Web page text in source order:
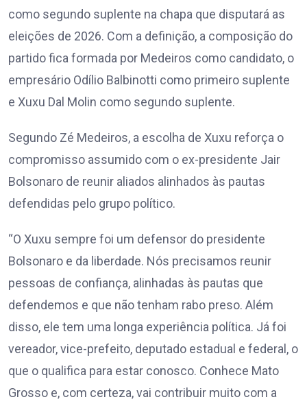
como segundo suplente na chapa que disputará as
eleições de 2026. Com a definição, a composição do
partido fica formada por Medeiros como candidato, o
empresário Odílio Balbinotti como primeiro suplente
e Xuxu Dal Molin como segundo suplente.
Segundo Zé Medeiros, a escolha de Xuxu reforça o
compromisso assumido com o ex-presidente Jair
Bolsonaro de reunir aliados alinhados às pautas
defendidas pelo grupo político.
“O Xuxu sempre foi um defensor do presidente
Bolsonaro e da liberdade. Nós precisamos reunir
pessoas de confiança, alinhadas às pautas que
defendemos e que não tenham rabo preso. Além
disso, ele tem uma longa experiência política. Já foi
vereador, vice-prefeito, deputado estadual e federal, o
que o qualifica para estar conosco. Conhece Mato
Grosso e, com certeza, vai contribuir muito com a